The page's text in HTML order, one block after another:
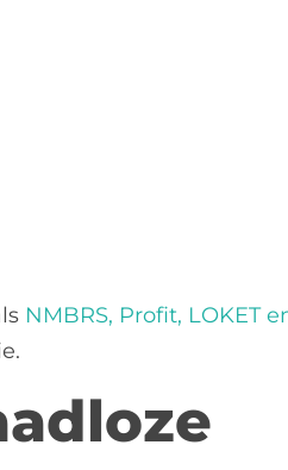
NMBRS, Profit, LOKET